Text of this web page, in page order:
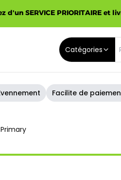
d'un SERVICE PRIORITAIRE et
Catégories
Facilite de